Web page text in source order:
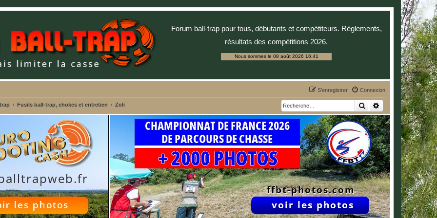
Forum ball-trap pour tous, débutants et compétiteurs. Règlements,
résultats des compétitions 2026.
Nous sommes le 08 août 2026 16:41
Connexion
S’enregistrer
Fusils ball-trap, chokes et entretien Zoli RechercherRecherche avancée